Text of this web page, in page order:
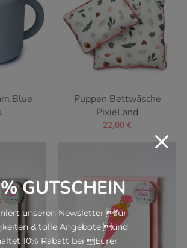
M
GUTSCHEIN
unseren Newsletter für
& tolle Angebote und
10% Rabatt bei Eurer
Puppen Bettwäsche
PixieLand
22,00€